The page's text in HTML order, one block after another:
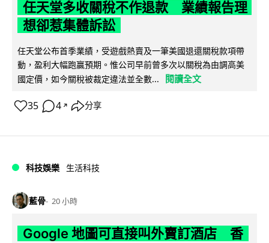
任天堂多收關稅不作退款 業績報告理
想卻惹集體訴訟
任天堂公布首季業績，受遊戲熱賣及一筆美國退還關稅款項帶
動，盈利大幅跑贏預期。惟公司早前曾多次以關稅為由調高美
國定價，如今關稅被裁定違法並全數...
閱讀全文
35 4 ↗ 分享
科技娛樂 生活科技
藍骨 20 小時
Google 地圖可直接叫外賣訂酒店 香